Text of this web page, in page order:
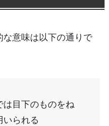
な意味は以下の通りで
は目下のものをね
いられる